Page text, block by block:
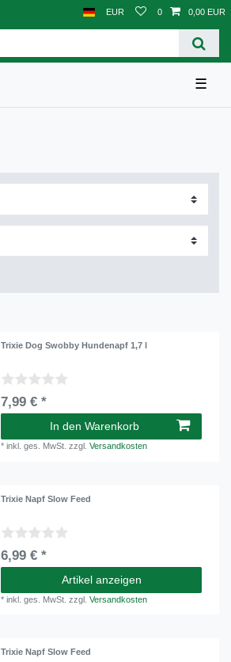
EUR 0 0,00 EUR
☰
Trixie Dog Swobby Hundenapf 1,7 l
7,99 € *
In den Warenkorb
*inkl. ges. MwSt. zzgl.Versandkosten
Trixie Napf Slow Feed
6,99 € *
Artikel anzeigen
*inkl. ges. MwSt. zzgl.Versandkosten
Trixie Napf Slow Feed